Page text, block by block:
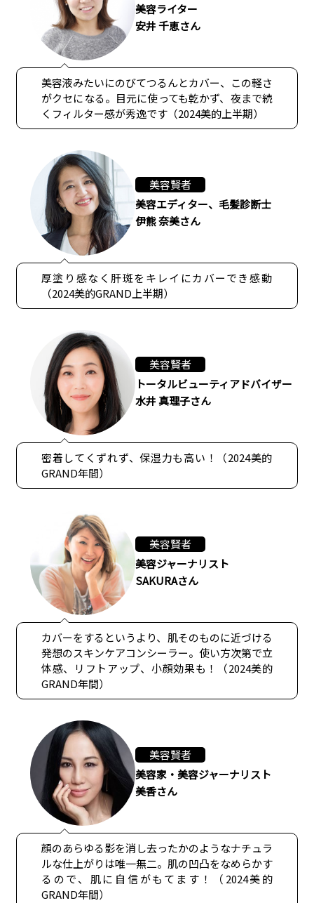
美容ライター
安井 千恵さん
美容液みたいにのびてつるんとカバー、この軽さ
がクセになる。目元に使っても乾かず、夜まで続
くフィルター感が秀逸です（2024美的上半期）
美容賢者
美容エディター、毛髪診断士
伊熊 奈美さん
厚塗り感なく肝斑をキレイにカバーでき感動
（2024美的GRAND上半期）
美容賢者
トータルビューティアドバイザー
水井 真理子さん
密着してくずれず、保湿力も高い！（2024美的
GRAND年間）
美容賢者
美容ジャーナリスト
SAKURAさん
カバーをするというより、肌そのものに近づける
発想のスキンケアコンシーラー。使い方次第で立
体感、リフトアップ、小顔効果も！（2024美的
GRAND年間）
美容賢者
美容家・美容ジャーナリスト
美香さん
顔のあらゆる影を消し去ったかのようなナチュラ
ルな仕上がりは唯一無二。肌の凹凸をなめらかす
るので、肌に自信がもてます！（2024美的
GRAND年間）